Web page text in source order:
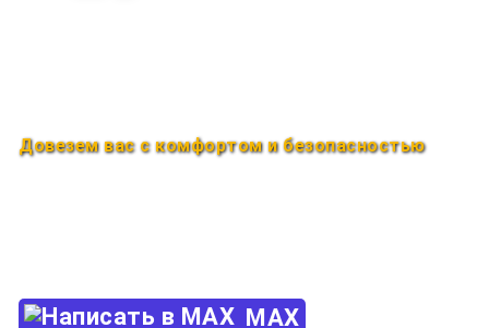
Довезем вас с комфортом и безопасностью
MAX